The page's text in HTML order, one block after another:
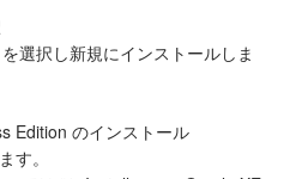
選択し新規にインストールしま
Edition のインストール
す。